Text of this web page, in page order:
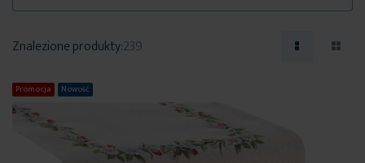
Znalezione produkty:239
Promocja Nowość